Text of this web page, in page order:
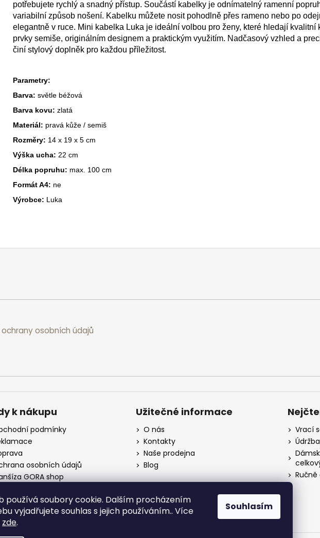
používá soubory cookie. Dalším procházením
vyjadřujete souhlas s jejich používáním.. Více
zde.
Souhlasím
potřebujete rychlý a snadný přístup. Součástí kabelky je odnímatelný ramenní
variabilní způsob nošení. Kabelku můžete nosit pohodlně přes rameno nebo po
elegantně v ruce. Mini kabelka Luka je ideální volbou pro ženy, které hledají kvalitní
prvky semiše, originálním designem a praktickým využitím. Nadčasový vzhled a
činí stylový doplněk pro každou příležitost.
Parametry:
Barva: světle béžová
Barva kovu: zlatá
Materiál: pravá kůže / semiš
Rozměry: 14 x 19 x 5 cm
Výška ucha: 22 cm
Délka popruhu: max. 100 cm
Formát A4: ne
Výrobce: Luka
osobních údajů
k nákupu
podmínky
osobních údajů
GORA shop
Užitečné informace
O nás
Kontakty
Naše prodejna
Blog
Vrací